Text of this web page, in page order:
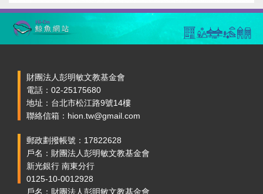
財團法人彭明敏文教基金會
電話：02-25175680
地址：台北市松江路9號14樓
聯絡信箱：hion.tw@gmail.com
郵政劃撥帳號：17822628
戶名：財團法人彭明敏文教基金會
新光銀行 南東分行
0125-10-0012928
戶名：財團法人彭明敏文教基金會